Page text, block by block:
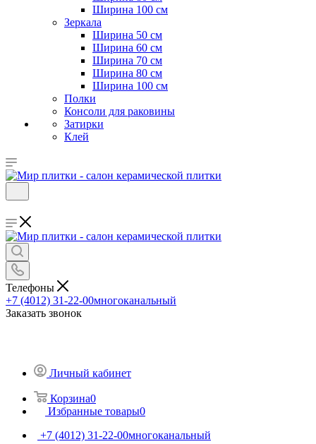
Ширина 100 см
Зеркала
Ширина 50 см
Ширина 60 см
Ширина 70 см
Ширина 80 см
Ширина 100 см
Полки
Консоли для раковины
Затирки
Клей
Телефоны
+7 (4012) 31-22-00многоканальный
Заказать звонок
Личный кабинет
Корзина0
Избранные товары0
+7 (4012) 31-22-00многоканальный